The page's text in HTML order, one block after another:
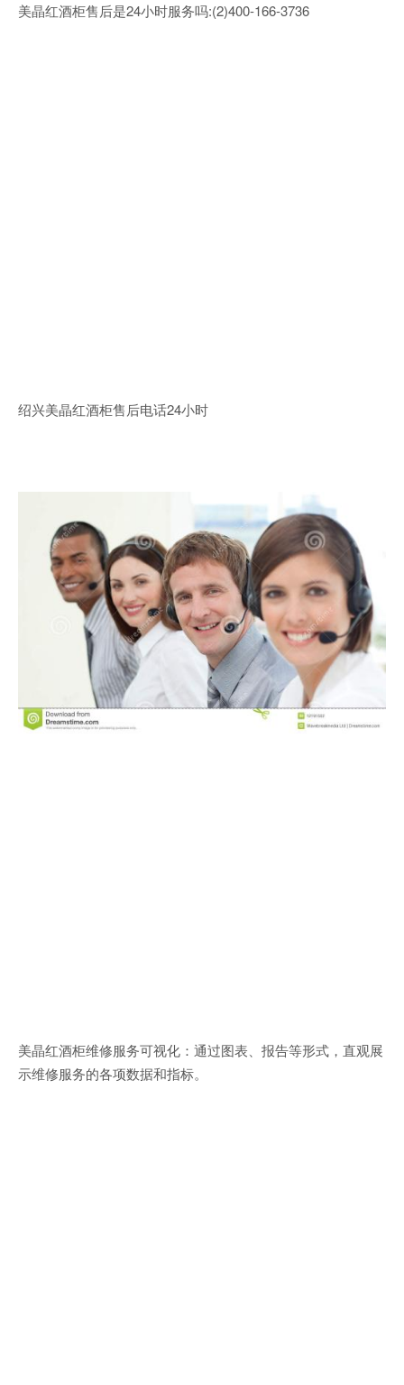
美晶红酒柜售后是24小时服务吗:(2)400-166-3736
绍兴美晶红酒柜售后电话24小时
美晶红酒柜维修服务可视化：通过图表、报告等形式，直观展
示维修服务的各项数据和指标。